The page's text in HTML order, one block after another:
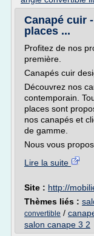
Canapé cuir
places ...
Profitez de nos
première.
Canapés cuir
Découvrez nos
contemporain.
places sont
nos canapés et
de gamme.
Nous vous
Lire la suite
Site : http://
Thèmes liés :
convertible /
salon canape 3 2